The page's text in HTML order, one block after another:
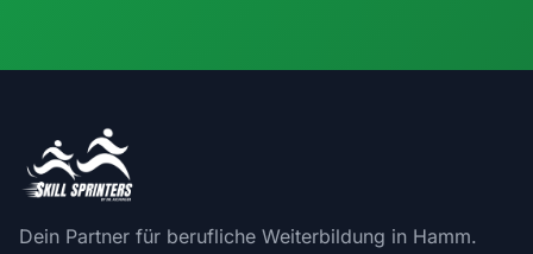
Dein Partner für berufliche Weiterbildung in Hamm.